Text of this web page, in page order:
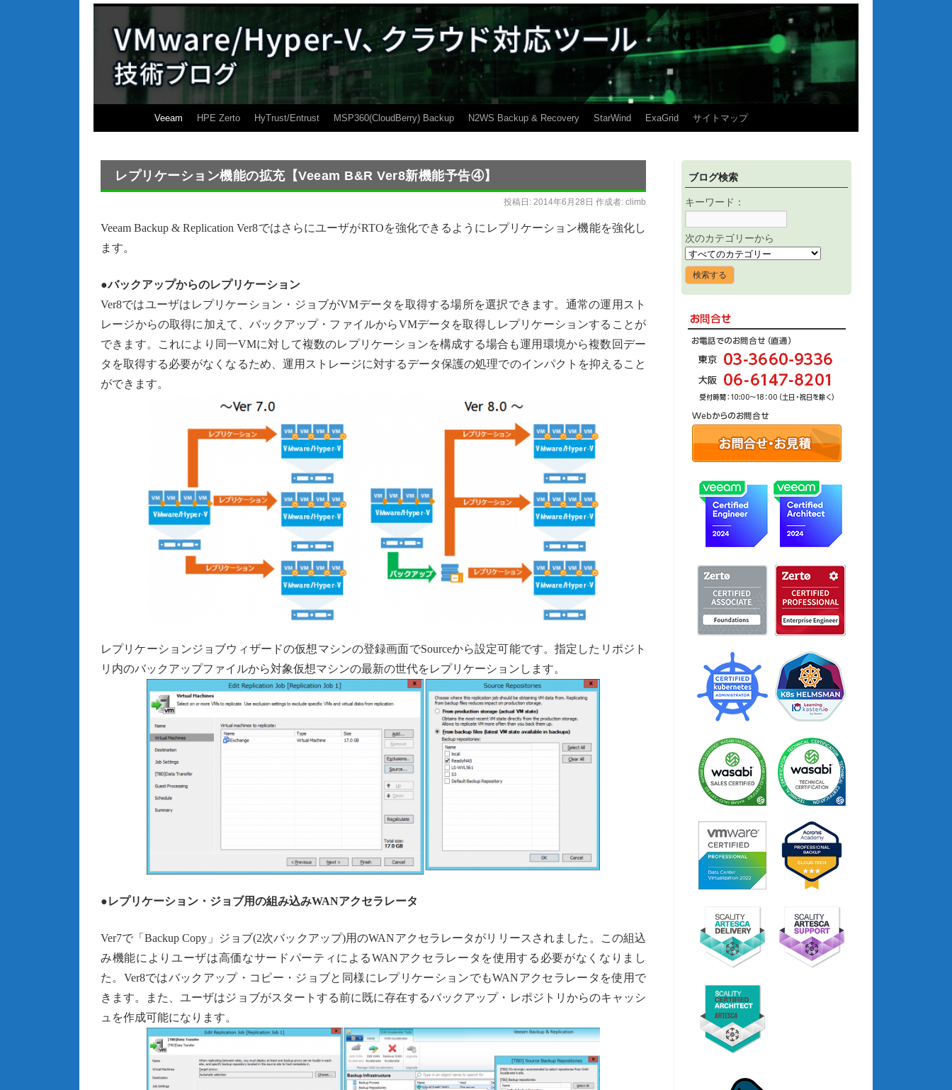
Veeam HPE Zerto HyTrust/Entrust MSP360(CloudBerry) Backup N2WS Backup & Recovery StarWind ExaGrid サイトマップ
レプリケーション機能の拡充【Veeam B&R Ver8新機能予告④】
投稿日: 2014年6月28日 作成者: climb
Veeam Backup & Replication Ver8ではさらにユーザがRTOを強化できるようにレプリケーション機能を強化し
ます。
●バックアップからのレプリケーション
Ver8ではユーザはレプリケーション・ジョブがVMデータを取得する場所を選択できます。通常の運用スト
レージからの取得に加えて、バックアップ・ファイルからVMデータを取得しレプリケーションすることが
できます。これにより同一VMに対して複数のレプリケーションを構成する場合も運用環境から複数回デー
タを取得する必要がなくなるため、運用ストレージに対するデータ保護の処理でのインパクトを抑えること
ができます。
レプリケーションジョブウィザードの仮想マシンの登録画面でSourceから設定可能です。指定したリポジト
リ内のバックアップファイルから対象仮想マシンの最新の世代をレプリケーションします。
●レプリケーション・ジョブ用の組み込みWANアクセラレータ
Ver7で「Backup Copy」ジョブ(2次バックアップ)用のWANアクセラレータがリリースされました。この組込
み機能によりユーザは高価なサードパーティによるWANアクセラレータを使用する必要がなくなりまし
た。Ver8ではバックアップ・コピー・ジョブと同様にレプリケーションでもWANアクセラレータを使用で
きます。また、ユーザはジョブがスタートする前に既に存在するバックアップ・レポジトリからのキャッシ
ュを作成可能になります。
ブログ検索
キーワード：
次のカテゴリーから